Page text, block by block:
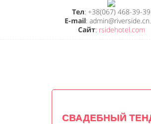
Тел: +38(067) 468-39-39
E-mail:
Сайт: rsidehotel.com
СВАДЕБНЫЙ